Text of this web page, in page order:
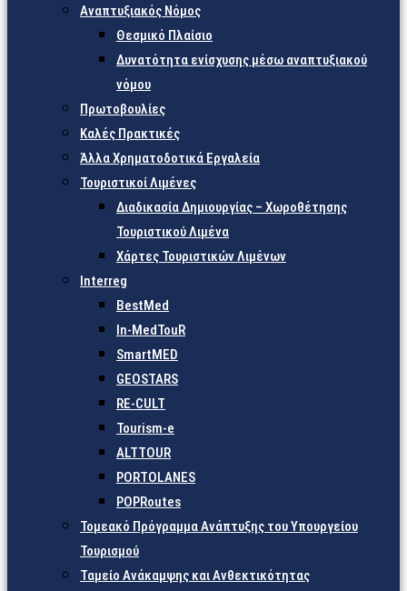
Αναπτυξιακός Νόμος
Θεσμικό Πλαίσιο
Δυνατότητα ενίσχυσης μέσω αναπτυξιακού
νόμου
Πρωτοβουλίες
Καλές Πρακτικές
Άλλα Χρηματοδοτικά Εργαλεία
Τουριστικοί Λιμένες
Διαδικασία Δημιουργίας – Χωροθέτησης
Τουριστικού Λιμένα
Χάρτες Τουριστικών Λιμένων
Interreg
BestMed
In-MedTouR
SmartMED
GEOSTARS
RE-CULT
Tourism-e
ALTTOUR
PORTOLANES
POPRoutes
Τομεακό Πρόγραμμα Ανάπτυξης του Υπουργείου
Τουρισμού
Ταμείο Ανάκαμψης και Ανθεκτικότητας